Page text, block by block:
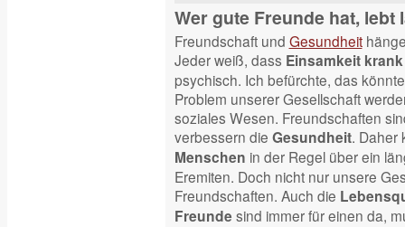
Wer gute Freunde hat, lebt
Freundschaft und Gesundheit
Jeder weiß, dass Einsamkeit
psychisch. Ich befürchte, das
Problem unserer Gesellschaft
soziales Wesen. Freundschaften
verbessern die Gesundheit. Daher
Menschen in der Regel über ein
Eremiten. Doch nicht nur unsere
Freundschaften. Auch die
Freunde sind immer für einen da,